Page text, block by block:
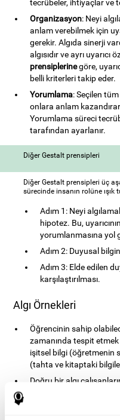
tecrübeler, ihtiyaçlar ve
Organizasyon: Neyi
anlam verebilmek için
gerekir. Algıda sinerji
algısıdır ve ayrı
prensiplerinegöre,
belli kriterleri takip eder.
Yorumlama: Seçilen
onlara anlam
Yorumlama süreci
tarafından ayarlanır.
Diğer Gestalt prensipleri
Diğer Gestalt prensipleri üç
sürecinde insanın rolüne ışık
Adım 1: Neyi
hipotez. Bu,
yorumlanmasına yol
Adım 2: Duyusal
Adım 3: Elde edilen
karşılaştırılması.
Algı Örnekleri
Öğrencinin sahip
zamanında tespit
işitsel bilgi (öğretmenin
(tahta ve kitaptaki
Doğru bir algı
sağlar. Sanatçılar
açık bir örnektirler.